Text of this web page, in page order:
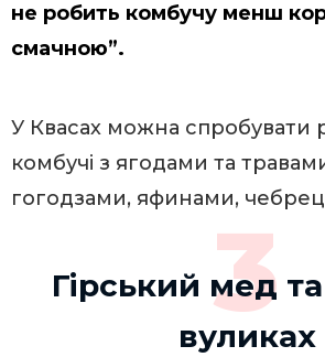
не робить комбучу менш
смачною”.
У Квасах можна спробувати
комбучі з ягодами та
гогодзами, яфинами,
3
Гірський мед
вуликах